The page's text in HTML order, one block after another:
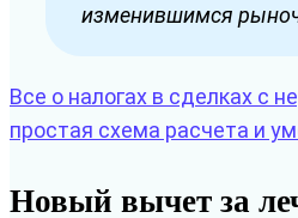
изменившимся
Все о налогах в сделках с
простая схема расчета и
Новый вычет за